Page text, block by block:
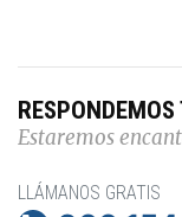
Estaremos
LLÁMANOS GRATIS